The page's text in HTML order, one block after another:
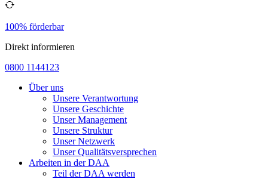
100% förderbar
Direkt informieren
0800 1144123
Über uns
Unsere Verantwortung
Unsere Geschichte
Unser Management
Unsere Struktur
Unser Netzwerk
Unser Qualitätsversprechen
Arbeiten in der DAA
Teil der DAA werden